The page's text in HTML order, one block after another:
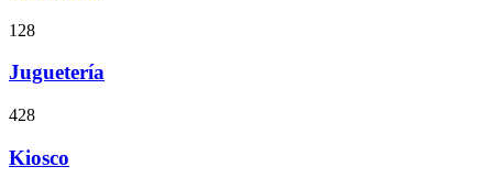
128
Juguetería
428
Kiosco